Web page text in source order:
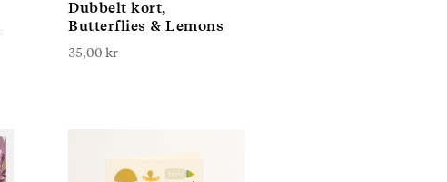
Dubbelt kort,
Butterflies & Lemons
35,00 kr